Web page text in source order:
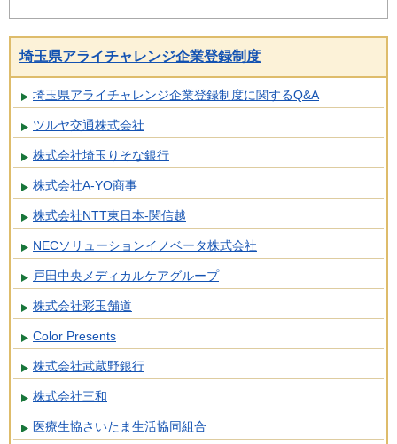
埼玉県アライチャレンジ企業登録制度
埼玉県アライチャレンジ企業登録制度に関するQ&A
ツルヤ交通株式会社
株式会社埼玉りそな銀行
株式会社A-YO商事
株式会社NTT東日本-関信越
NECソリューションイノベータ株式会社
戸田中央メディカルケアグループ
株式会社彩玉舗道
Color Presents
株式会社武蔵野銀行
株式会社三和
医療生協さいたま生活協同組合